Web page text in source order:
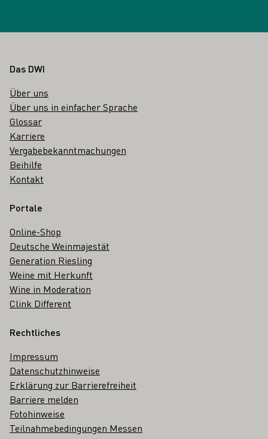
Fußbereich
Das DWI
Über uns
Über uns in einfacher Sprache
Glossar
Karriere
Vergabebekanntmachungen
Beihilfe
Kontakt
Portale
Online-Shop
Deutsche Weinmajestät
Generation Riesling
Weine mit Herkunft
Wine in Moderation
Clink Different
Rechtliches
Impressum
Datenschutzhinweise
Erklärung zur Barrierefreiheit
Barriere melden
Fotohinweise
Teilnahmebedingungen Messen